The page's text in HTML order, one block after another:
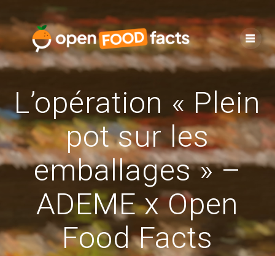
to
content
L’opération « Plein
pot sur les
emballages » –
ADEME x Open
Food Facts